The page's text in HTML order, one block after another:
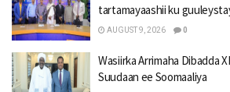
tartamayaashii ku
AUGUST 9, 2026 0
Wasiirka Arrimaha Dibadda
Suudaan ee Soomaaliya